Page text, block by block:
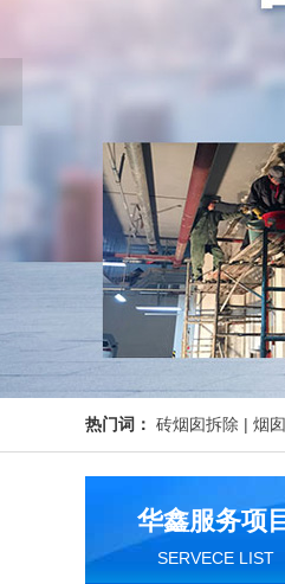
热门词： 砖烟囱拆除 | 烟
华鑫服务项目
SERVECE LIST